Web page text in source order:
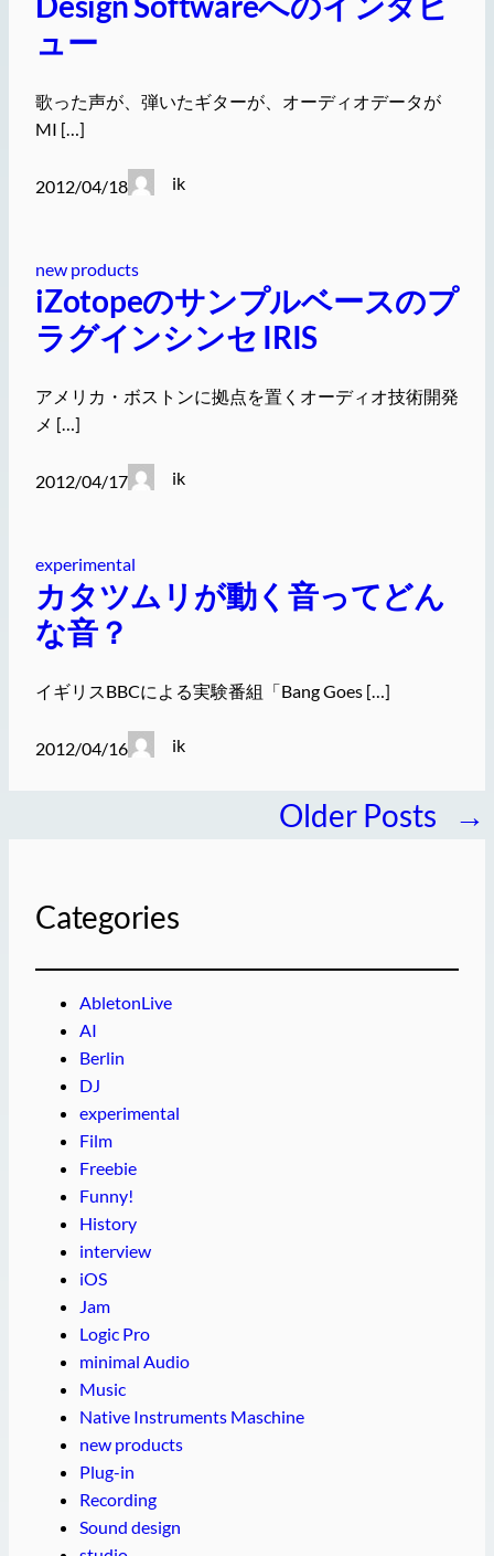
ュー
歌った声が、弾いたギターが、オーディオデータが
MI […]
2012/04/18 ik
new products
iZotopeのサンプルベースのプ
ラグインシンセ IRIS
アメリカ・ボストンに拠点を置くオーディオ技術開発
メ […]
2012/04/17 ik
experimental
カタツムリが動く音ってどん
な音？
イギリスBBCによる実験番組「Bang Goes […]
2012/04/16 ik
Older Posts →
Categories
AbletonLive
AI
Berlin
DJ
experimental
Film
Freebie
Funny!
History
interview
iOS
Jam
Logic Pro
minimal Audio
Music
Native Instruments Maschine
new products
Plug-in
Recording
Sound design